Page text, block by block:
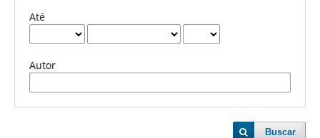
Até
Autor
Buscar